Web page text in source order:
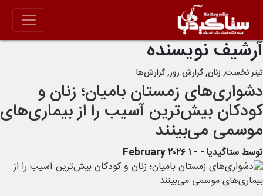
آرشيف نويسنده
تیتر نخست, زنان,گزارش روز,گزارش‌ها
دشواری‌های زمستان بامیان؛ زنان و
کودکان بیش‌ترین آسیب را از بیماری‌های
موسمی می‌بینند
توسطستاگیدیا- - ۱ February ۲۰۲۶